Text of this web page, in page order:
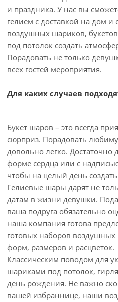
и праздника. У нас вы
гелием с доставкой на дом
воздушных шариков,
под потолок создать
Порадовать не только
всех гостей мероприятия.
Для каких случаев
Букет шаров – это всегда
сюрприз. Порадовать
довольно легко. Достаточно
форме сердца или с
чтобы на целый день
Гелиевые шары дарят не
датам в жизни девушки.
ваша подруга обязательно
наша компания готова
готовых наборов
форм, размеров и расцветок.
Классическим поводом для
шариками под потолок,
день рождения. Не важно
вашей избраннице, наши